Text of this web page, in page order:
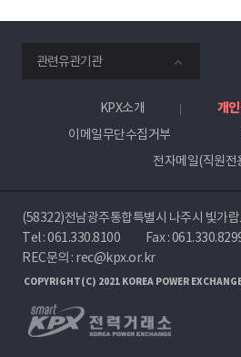
겨
주
세
요
관련유관기관
KPX소개
개
이메일무단수집거부
전자메일(직원전
(58322)전남광주통합특별시 나주시 빛가
Tel :061.330.8100
Fax :
REC문의 : rec@kpx.or.kr
COPYRIGHT(C) 2021 KOREA POWER